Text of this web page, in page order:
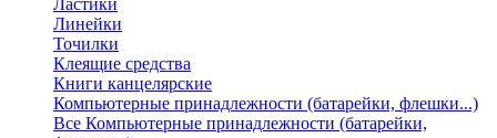
Ластики
Линейки
Точилки
Клеящие средства
Книги канцелярские
Компьютерные принадлежности (батарейки, флешки...)
Все Компьютерные принадлежности (батарейки,